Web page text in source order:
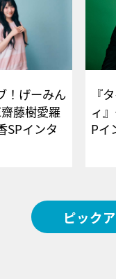
！げーみん
藤樹愛羅
SPインタ
『
ィ
P
ピック